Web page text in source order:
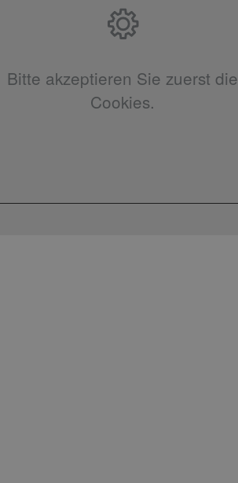
Bitte akzeptieren Sie zuerst die
Cookies.